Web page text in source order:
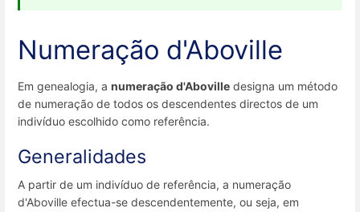
Numeração d'Aboville
Em genealogia, a numeração d'Aboville designa um método
de numeração de todos os descendentes directos de um
indivíduo escolhido como referência.
Generalidades
A partir de um indivíduo de referência, a numeração
d'Aboville efectua-se descendentemente, ou seja, em